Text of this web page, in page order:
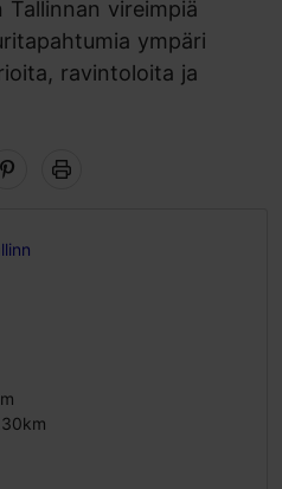
Tallinnan vireimpiä
ympäri
ravintoloita ja